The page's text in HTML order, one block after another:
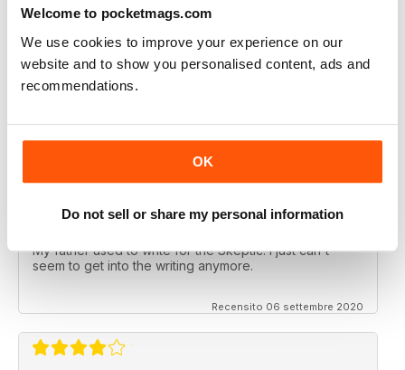
Welcome to pocketmags.com
We use cookies to improve your experience on our
website and to show you personalised content, ads and
recommendations.
OK
Do not sell or share my personal information
SKEPTIC
keeping me saner
Recensito 06 dicembre 2020
SKEPTIC
My father used to write for the Skeptic. I just can't
seem to get into the writing anymore.
Recensito 06 settembre 2020